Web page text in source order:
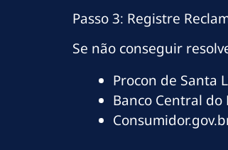
Passo 3: Registre
Se não conseguir
Procon de Santa
Banco Central do